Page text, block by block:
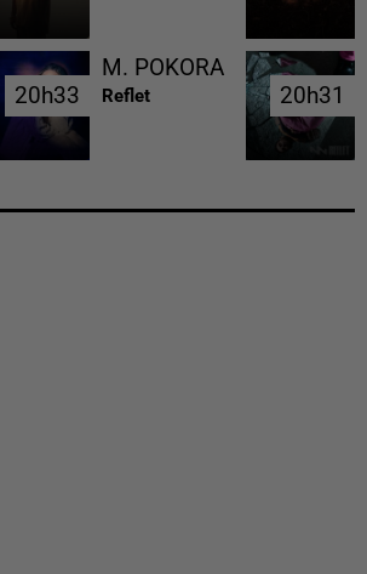
20h33
20h33
M. POKORA
Reflet 20h31
20h31